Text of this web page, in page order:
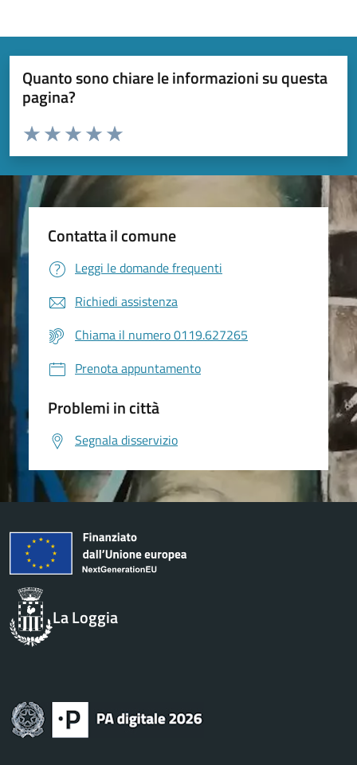
Quanto sono chiare le informazioni su questa
pagina?
Valuta da 1 a 5 stelle la pagina
Valuta 5 stelle su 5
Valuta 4 stelle su 5
Valuta 3 stelle su 5
Valuta 2 stelle su 5
Valuta 1 stelle su 5
Contatta il comune
Leggi le domande frequenti
Richiedi assistenza
Chiama il numero 0119.627265
Prenota appuntamento
Problemi in città
Segnala disservizio
La Loggia